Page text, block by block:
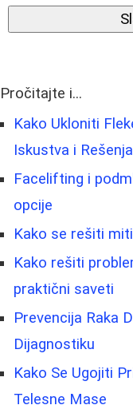
Pročitajte i...
Kako Ukloniti
Iskustva i Rešenja
Facelifting i
opcije
Kako se rešiti
Kako rešiti
praktični saveti
Prevencija Raka
Dijagnostiku
Kako Se Ugojiti
Telesne Mase